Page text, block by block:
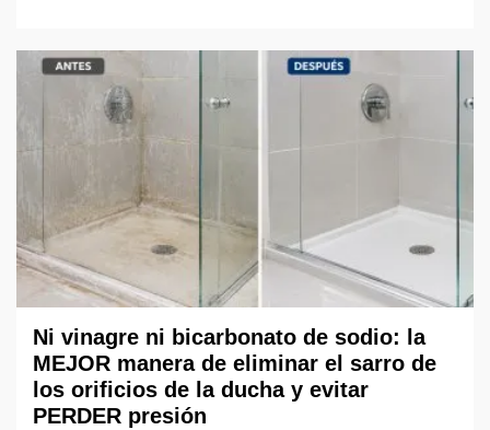
Ni vinagre ni bicarbonato de sodio: la
MEJOR manera de eliminar el sarro de
los orificios de la ducha y evitar
PERDER presión